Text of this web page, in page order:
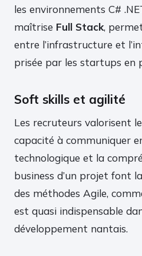
les environnements C#
maîtrise Full Stack,
entre l’infrastructure et
prisée par les startups en
Soft skills et agilité
Les recruteurs valorisent
capacité à communiquer
technologique et la
business d’un projet font
des méthodes Agile,
est quasi indispensable
développement nantais.